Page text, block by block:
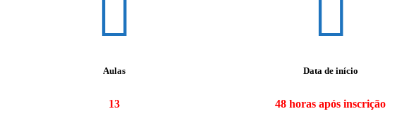
Aulas
13
Data de início
48 horas após inscrição